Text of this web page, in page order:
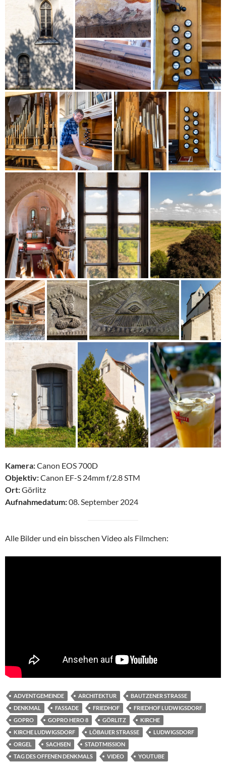
Kamera:Canon EOS 700D
Objektiv:Canon EF-S 24mm f/2.8 STM
Ort:Görlitz
Aufnahmedatum:08. September 2024
Alle Bilder und ein bisschen Video als Filmchen:
ADVENTGEMEINDE ARCHITEKTUR
BAUTZENER STRASSE
DENKMAL
FASSADE FRIEDHOF
FRIEDHOF LUDWIGSDORF
GOPRO
GOPRO HERO 8 GÖRLITZ
KIRCHE
KIRCHE LUDWIGSDORF
LÖBAUER STRASSE
LUDWIGSDORF
ORGEL
SACHSEN
STADTMISSION
TAG DES OFFENEN DENKMALS
VIDEO YOUTUBE